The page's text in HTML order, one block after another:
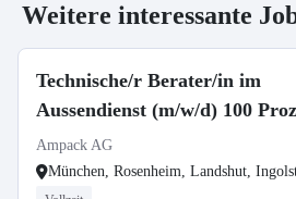
Weitere interessante
Technische/r Berater/in im
Aussendienst (m/w/d) 100
Ampack AG
München, Rosenheim, Landshut,